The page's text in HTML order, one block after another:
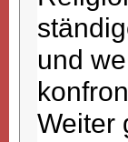
und
Weiter